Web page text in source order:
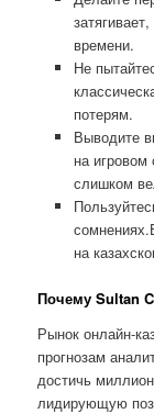
времени.
Не
потерям.
Выводите
на игровом
слишком
на
Почему Sultan
Рынок онлайн-
прогнозам
достичь
лидирующую